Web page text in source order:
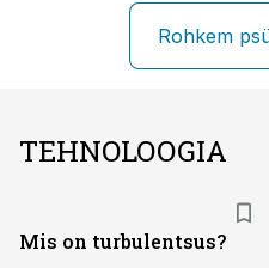
Rohkem
TEHNOLOOGIA
Mis on turbulentsus?